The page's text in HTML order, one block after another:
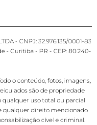
- CNPJ: 32.976.135/0001-83
- Curitiba - PR - CEP: 80.240-
o conteúdo, fotos, imagens,
são de propriedade
qualquer uso total ou parcial
qualquer direito mencionado
cível e criminal.